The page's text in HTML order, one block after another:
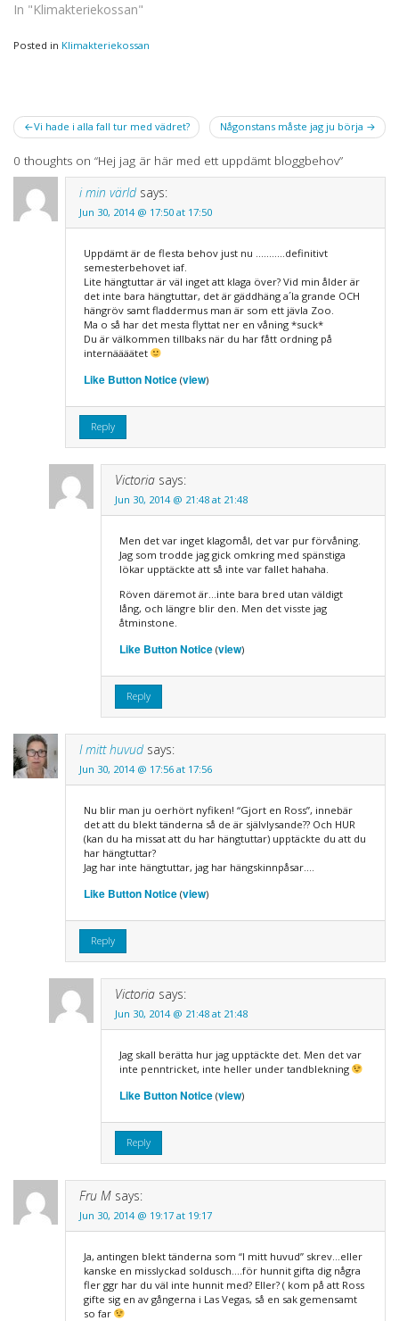
In "Klimakteriekossan"
Posted in Klimakteriekossan
Post
navigation
Vi hade i alla fall tur med vädret? Någonstans måste jag ju börja
0 thoughts on “Hej jag är här med ett uppdämt bloggbehov”
i min värld says:
Jun 30, 2014 @ 17:50 at 17:50
Uppdämt är de flesta behov just nu ………..definitivt
semesterbehovet iaf.
Lite hängtuttar är väl inget att klaga över? Vid min ålder är
det inte bara hängtuttar, det är gäddhäng a´la grande OCH
hängröv samt fladdermus man är som ett jävla Zoo.
Ma o så har det mesta flyttat ner en våning *suck*
Du är välkommen tillbaks när du har fått ordning på
internäääätet
Like Button Notice(view)
Reply
Victoria says:
Jun 30, 2014 @ 21:48 at 21:48
Men det var inget klagomål, det var pur förvåning.
Jag som trodde jag gick omkring med spänstiga
lökar upptäckte att så inte var fallet hahaha.
Röven däremot är…inte bara bred utan väldigt
lång, och längre blir den. Men det visste jag
åtminstone.
Like Button Notice(view)
Reply
I mitt huvud says:
Jun 30, 2014 @ 17:56 at 17:56
Nu blir man ju oerhört nyfiken! “Gjort en Ross”, innebär
det att du blekt tänderna så de är självlysande?? Och HUR
(kan du ha missat att du har hängtuttar) upptäckte du att du
har hängtuttar?
Jag har inte hängtuttar, jag har hängskinnpåsar….
Like Button Notice(view)
Reply
Victoria says:
Jun 30, 2014 @ 21:48 at 21:48
Jag skall berätta hur jag upptäckte det. Men det var
inte penntricket, inte heller under tandblekning
Like Button Notice(view)
Reply
Fru M says:
Jun 30, 2014 @ 19:17 at 19:17
Ja, antingen blekt tänderna som “I mitt huvud” skrev…eller
kanske en misslyckad soldusch….för hunnit gifta dig några
fler ggr har du väl inte hunnit med? Eller? ( kom på att Ross
gifte sig en av gångerna i Las Vegas, så en sak gemensamt
so far